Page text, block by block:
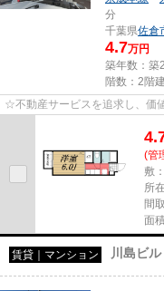
分
千葉県佐倉
4.7万円
築年数：築
階数：2階建
☆不動産サービスを追求し、価
(管
敷
所
間
面
賃貸｜マンション 川島ビル